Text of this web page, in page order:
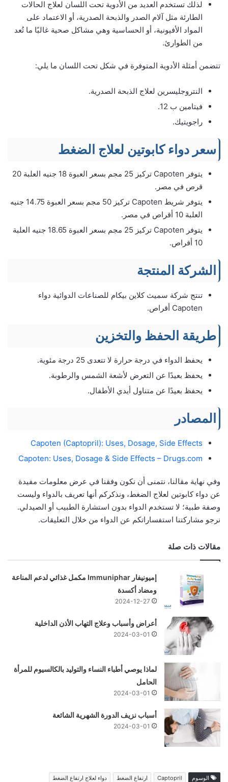
لذلك تستخدم العديد من الأدوية تحت اللسان لعلاج الحالات
الطارئة مثل آلام الصدر والذبحة الصدرية، أو الاعتماد على
المواد الأفيونية، أو الحساسية وهي مشاكل صحية غالبًا ما تُعد
من الطوارئ.
تتضمن أمثلة الأدوية المتوفرة في شكل تحت اللسان ما يلي:
النتروجليسرين لعلاج الذبحة الصدرية.
فيتامين ب 12.
راجويتيك.
سعر دواء كابوتين لعلاج الضغط
يتوفر Capoten تركيز 25 مجم بسعر العبوة 18 جنيه العلبة 20
قرص في مصر.
يتوفر شريط Capoten تركيز 50 مجم بسعر العبوة 14.75 جنيه
العلبة 10 أقراص في مصر.
يتوفر Capoten تركيز 25 مجم بسعر العبوة 18.65 جنيه العلبة
10 أقراص.
الشركة المنتجة
تنتج شركة سميث كلاين بيكام للصناعات الدوائية دواء
Capoten أقراص.
طريقة الحفظ والتخزين
يحفظ الدواء في درجة حرارة لا تتعدى 25 درجة مئوية.
يحفظ بعيدًا عن التعرض لأشعة الشمس والرطوبة.
يحفظ بعيدًا عن متناول أيدي الأطفال.
المصادر
Capoten (Captopril): Uses, Dosage, Side Effects
Capoten: Uses, Dosage & Side Effects – Drugs.com
وفي نهاية مقالنا، نتمنى أن نكون وفقنا في عرض معلومات مفيدة
عن دواء كابوتين لعلاج الضغط، ونذكركم أنها تعريف بالدواء وليست
وصفة طبية؛ لا تستخدم الدواء بدون استشارة الطبيب أو الصيدلي.
نرجو مشاركتنا استفساراتكم عن الدواء من خلال التعليقات.
مقالات ذات صلة
إميونيفار Immuniphar مكمل غذائي لدعم المناعة
ومضاد أكسدة
2024-12-27
أعراض وأسباب وعلاج التهاب الأذن الداخلية
2024-03-01
لماذا يوصي أطباء النساء والتوليد بالكالسيوم للمرأة
الحامل
2024-03-01
أسباب نزيف الدورة الشهرية الشائعة
2024-03-01
الوسوم Captopril ارتفاع الضغط دواء لعلاج ارتفاع الضغط